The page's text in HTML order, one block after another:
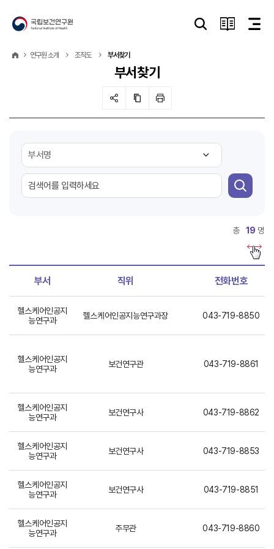
연구원 소개 조직도 부서찾기
부서찾기
총 19 명
부서 직위 전화번호
헬스케어인공지
능연구과
헬스케어인공지능연구과장 043-719-8850
헬스케어인공지
능연구과
보건연구관 043-719-8861
헬스케어인공지
능연구과
보건연구사 043-719-8862
헬스케어인공지
능연구과
보건연구사 043-719-8853
헬스케어인공지
능연구과
보건연구사 043-719-8851
헬스케어인공지
능연구과
주무관 043-719-8860